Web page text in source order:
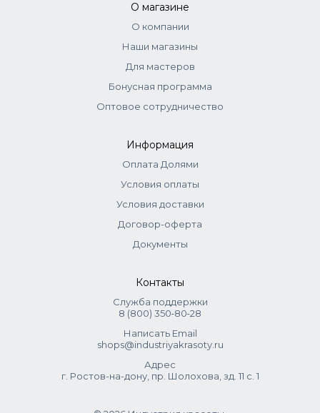
О магазине
О компании
Наши магазины
Для мастеров
Бонусная программа
Оптовое сотрудничество
Информация
Оплата Долями
Условия оплаты
Условия доставки
Договор-оферта
Документы
Контакты
Служба поддержки
8 (800) 350‑80‑28
Написать Email
shops@industriyakrasoty.ru
Адрес
г. Ростов-на-дону, пр. Шолохова, зд. 11 с. 1